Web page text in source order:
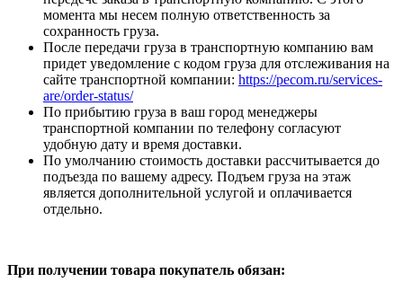
момента мы несем полную ответственность за
сохранность груза.
После передачи груза в транспортную компанию вам
придет уведомление с кодом груза для отслеживания на
сайте транспортной компании: https://pecom.ru/services-
are/order-status/
По прибытию груза в ваш город менеджеры
транспортной компании по телефону согласуют
удобную дату и время доставки.
По умолчанию стоимость доставки рассчитывается до
подъезда по вашему адресу. Подъем груза на этаж
является дополнительной услугой и оплачивается
отдельно.
При получении товара покупатель обязан: